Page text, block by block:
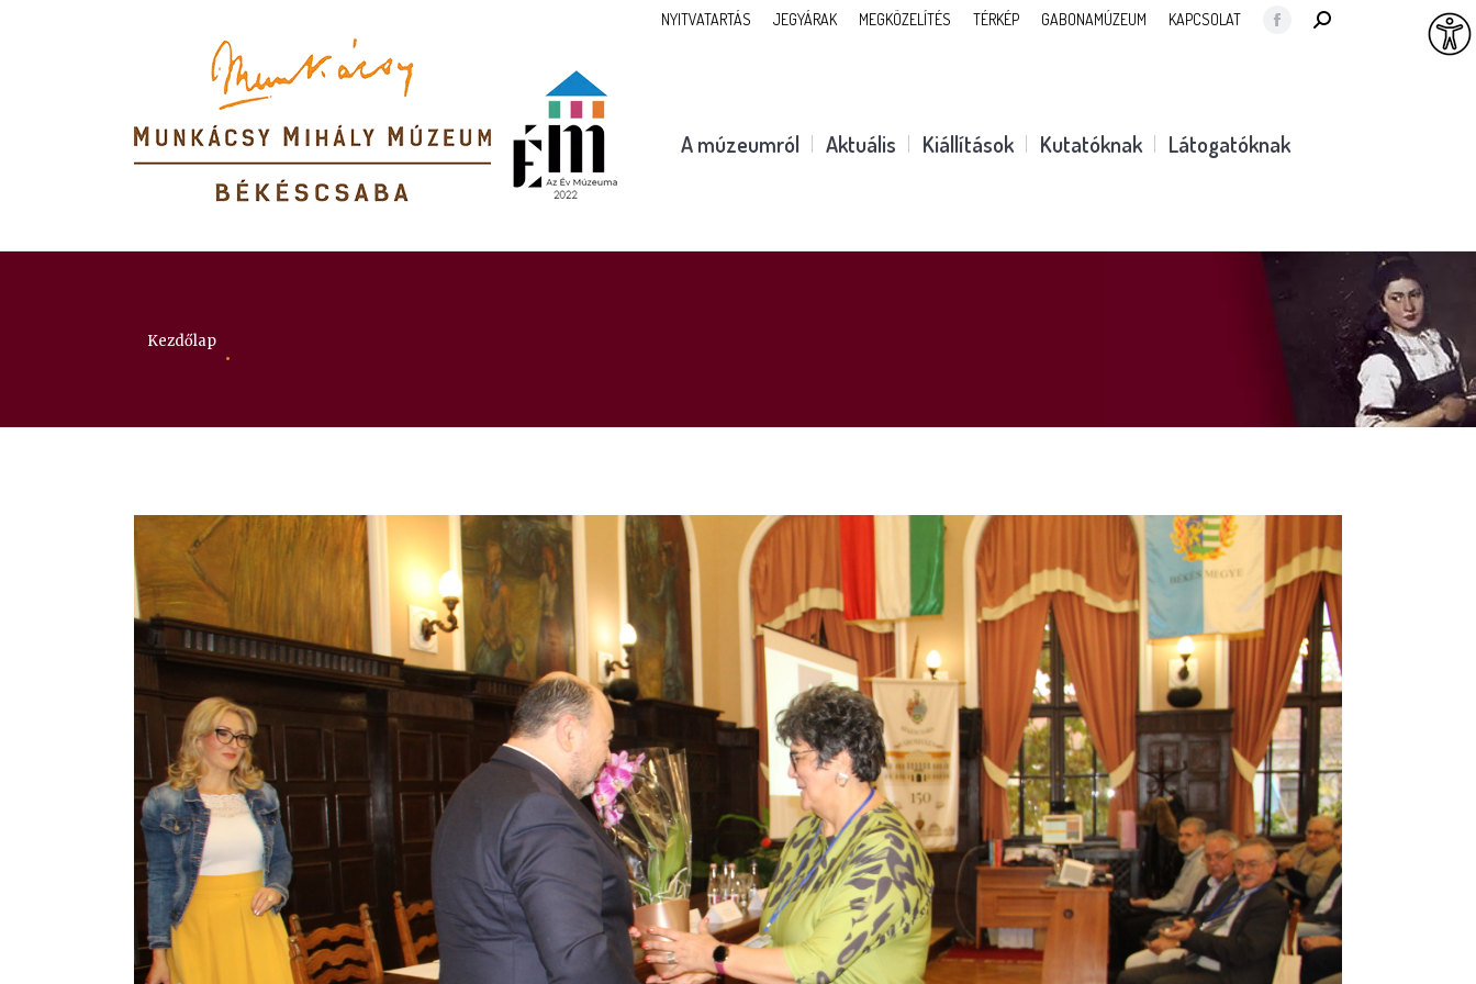
NYITVATARTÁS JEGYÁRAK MEGKÖZELÍTÉS TÉRKÉP GABONAMÚZEUM KAPCSOLAT
Facebook
new
SEARCH:
A múzeumról Aktuális Kiállítások Kutatóknak Látogatóknak
Itt vagy:
Kezdőlap